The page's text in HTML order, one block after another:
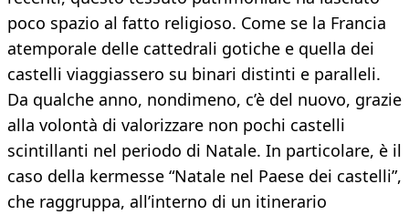
poco spazio al fatto religioso. Come se la Francia
atemporale delle cattedrali gotiche e quella dei
castelli viaggiassero su binari distinti e paralleli.
Da qualche anno, nondimeno, c’è del nuovo, grazie
alla volontà di valorizzare non pochi castelli
scintillanti nel periodo di Natale. In particolare, è il
caso della kermesse “Natale nel Paese dei castelli”,
che raggruppa, all’interno di un itinerario